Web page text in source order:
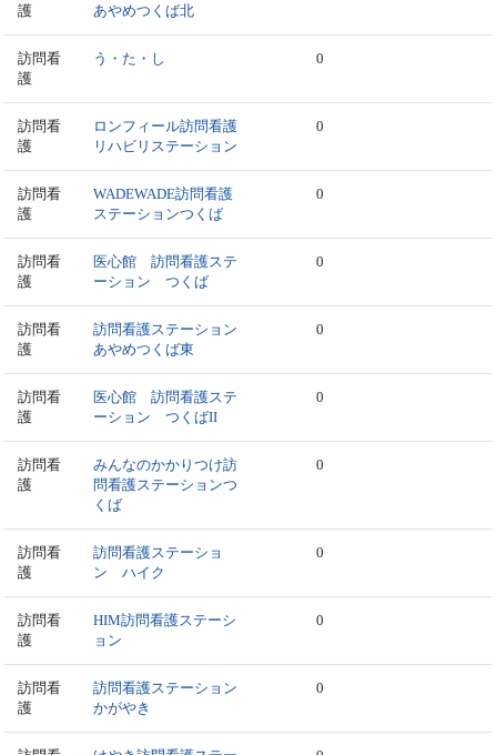
護
あやめつくば北
訪問看
護
う・た・し 0
訪問看
護
ロンフィール訪問看護
リハビリステーション
0
訪問看
護
WADEWADE訪問看護
ステーションつくば
0
訪問看
護
医心館 訪問看護ステ
ーション つくば
0
訪問看
護
訪問看護ステーション
あやめつくば東
0
訪問看
護
医心館 訪問看護ステ
ーション つくばII
0
訪問看
護
みんなのかかりつけ訪
問看護ステーションつ
くば
0
訪問看
護
訪問看護ステーショ
ン ハイク
0
訪問看
護
HIM訪問看護ステーシ
ョン
0
訪問看
護
訪問看護ステーション
かがやき
0